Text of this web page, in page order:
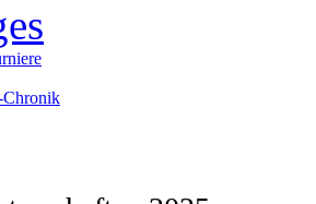
Chronik